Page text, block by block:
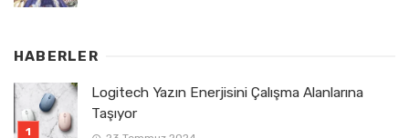
HABERLER
Logitech Yazın Enerjisini Çalışma Alanlarına
Taşıyor